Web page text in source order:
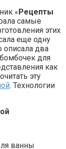
«Рецепты
самые
этих
еще одну
описала два
для
как
эту
. Технологии